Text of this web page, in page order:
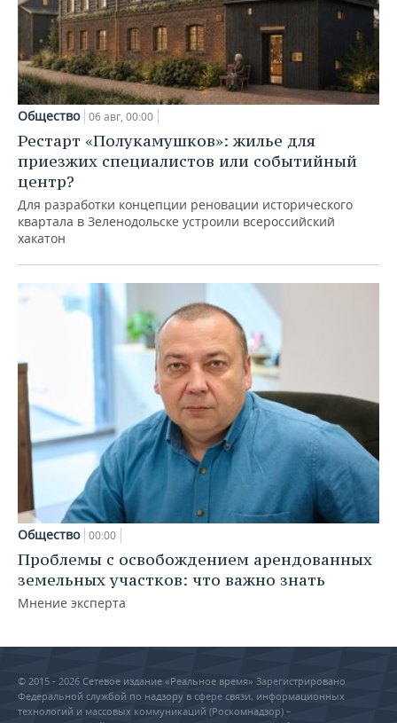
Общество 06 авг, 00:00
Рестарт «Полукамушков»: жилье для
приезжих специалистов или событийный
центр?
Для разработки концепции реновации исторического
квартала в Зеленодольске устроили всероссийский
хакатон
Общество 00:00
Проблемы с освобождением арендованных
земельных участков: что важно знать
Мнение эксперта
© 2015 - 2026 Сетевое издание «Реальное время» Зарегистрировано
Федеральной службой по надзору в сфере связи, информационных
технологий и массовых коммуникаций (Роскомнадзор) –